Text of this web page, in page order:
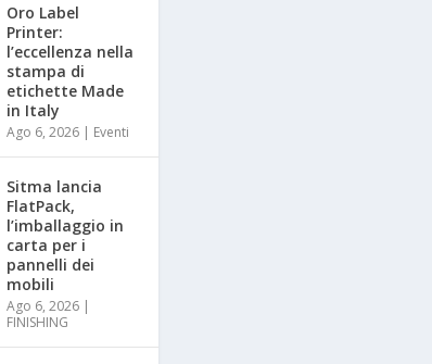
Oro Label
Printer:
l’eccellenza nella
stampa di
etichette Made
in Italy
Ago 6, 2026 | Eventi
Sitma lancia
FlatPack,
l’imballaggio in
carta per i
pannelli dei
mobili
Ago 6, 2026 |
FINISHING